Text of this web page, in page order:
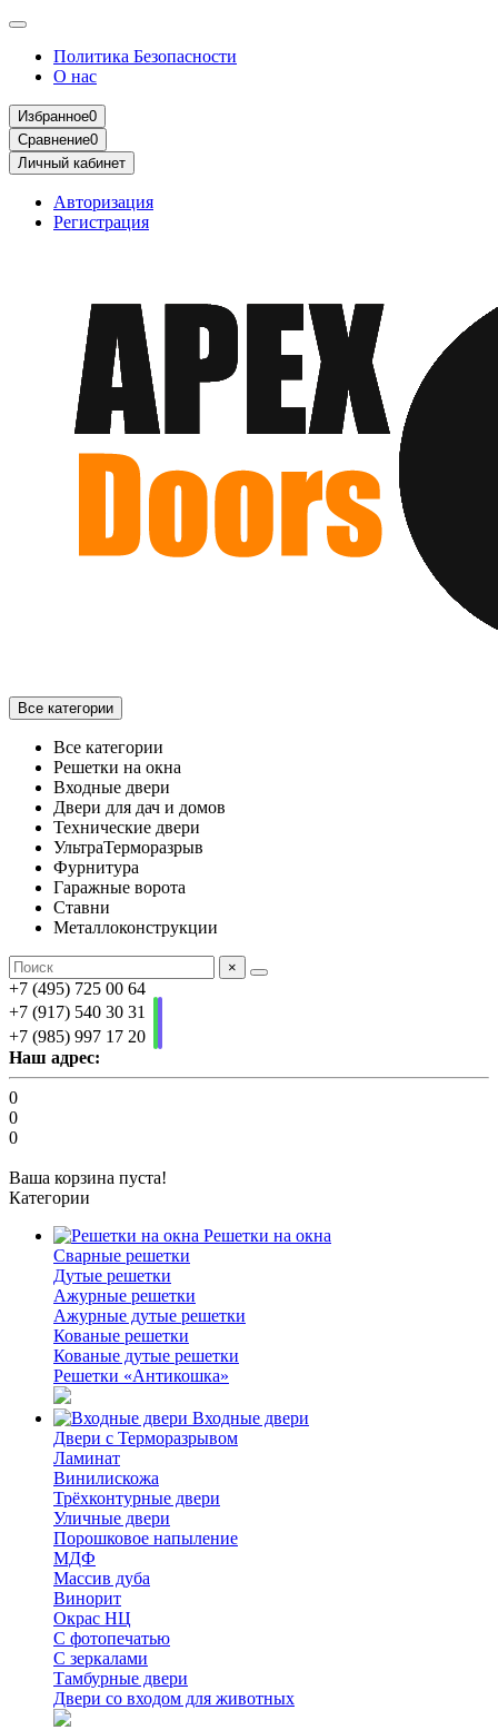
Политика Безопасности
О нас
Избранное0
Сравнение0
Личный кабинет
Авторизация
Регистрация
Все категории
Все категории
Решетки на окна
Входные двери
Двери для дач и домов
Технические двери
УльтраТерморазрыв
Фурнитура
Гаражные ворота
Ставни
Металлоконструкции
×
+7 (495) 725 00 64
+7 (917) 540 30 31
+7 (985) 997 17 20
Наш адрес:
0
0
0
Ваша корзина пуста!
Категории
Решетки на окна
Сварные решетки
Дутые решетки
Ажурные решетки
Ажурные дутые решетки
Кованые решетки
Кованые дутые решетки
Решетки «Антикошка»
Входные двери
Двери с Терморазрывом
Ламинат
Винилискожа
Трёхконтурные двери
Уличные двери
Порошковое напыление
МДФ
Массив дуба
Винорит
Окрас НЦ
С фотопечатью
С зеркалами
Тамбурные двери
Двери со входом для животных